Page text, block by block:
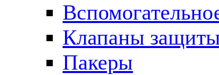
Клапаны
Пакеры